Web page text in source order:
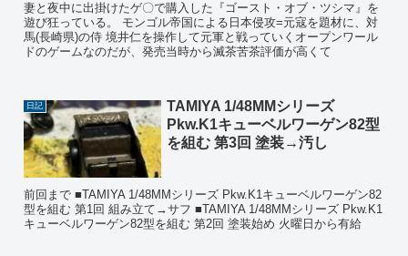
妻と夜中に出掛けたゲ〇で購入した『ゴースト・オブ・ツシマ』を
遊び狂っている。 モンゴル帝国による日本侵攻=元寇を題材に、対
馬(長崎県)の侍 境井仁を操作して元軍と戦っていくオープンワール
ドのゲームなのだが、発売当時から滅茶苦茶評価が高くて
日記
TAMIYA 1/48MMシリーズ
Pkw.K1キューベルワーゲン82型
を組む 第3回 塗装→汚し
前回まで ■TAMIYA 1/48MMシリーズ Pkw.K1キューベルワーゲン82
型を組む 第1回 組み立て→サフ ■TAMIYA 1/48MMシリーズ Pkw.K1
キューベルワーゲン82型を組む 第2回 塗装始め 火曜日から有給